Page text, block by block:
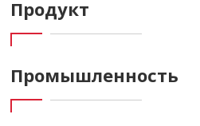
Продукт
Промышленность